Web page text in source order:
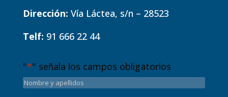
Dirección: Vía Láctea, s/n – 28523
Telf: 91 666 22 44
"*" señala los campos obligatorios